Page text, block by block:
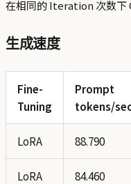
在相同的 Iteration 次数下
生成速度
Fine-
Tuning
Prompt
tokens/
LoRA 88.790
LoRA 84.460